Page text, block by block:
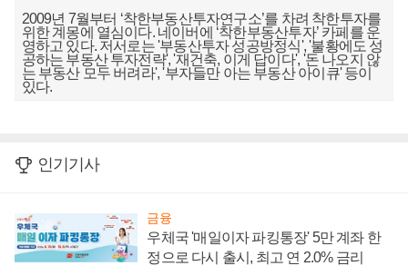
2009년 7월부터 ‘착한부동산투자연구소’를 차려 착한투자를
위한 계몽에 열심이다. 네이버에 ‘착한부동산투자’ 카페를 운
영하고 있다. 저서로는 '부동산투자 성공방정식', '불황에도 성
공하는 부동산 투자전략', '재건축, 이게 답이다', '돈 나오지 않
는 부동산 모두 버려라', '부자들만 아는 부동산 아이큐' 등이
있다.
인기기사
금융
우체국 '매일이자 파킹통장' 5만 계좌 한
정으로 다시 출시, 최고 연 2.0% 금리